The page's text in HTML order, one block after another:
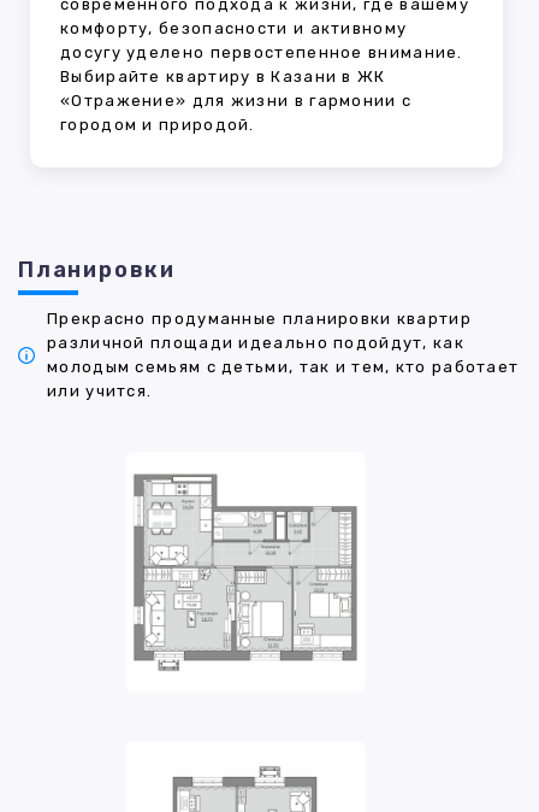
современного подхода к жизни, где вашему
комфорту, безопасности и активному
досугу уделено первостепенное внимание.
Выбирайте квартиру в Казани в ЖК
«Отражение» для жизни в гармонии с
городом и природой.
Планировки
Прекрасно продуманные планировки квартир
различной площади идеально подойдут, как
молодым семьям с детьми, так и тем, кто работает
или учится.